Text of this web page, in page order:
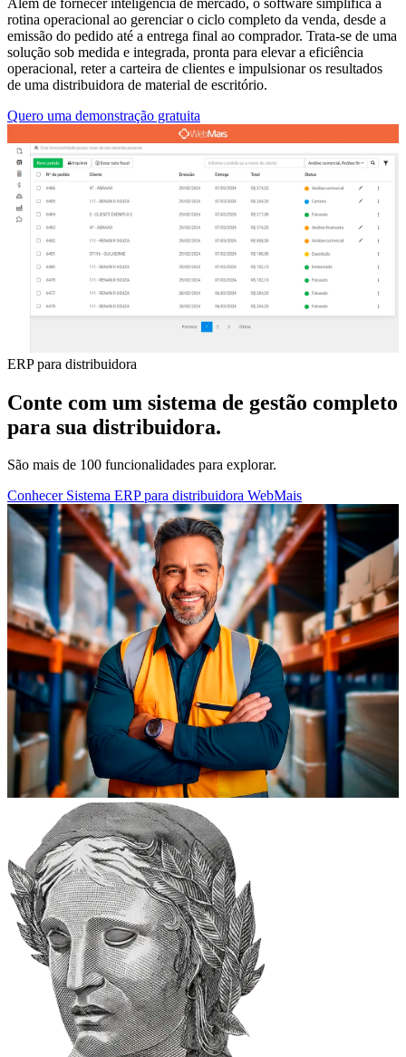
rotina operacional ao gerenciar o ciclo completo da venda, desde a
emissão do pedido até a entrega final ao comprador. Trata-se de uma
solução sob medida e integrada, pronta para elevar a eficiência
operacional, reter a carteira de clientes e impulsionar os resultados
de uma distribuidora de material de escritório.
Quero uma demonstração gratuita
ERP para distribuidora
Conte com um sistema de gestão completo
para sua distribuidora.
São mais de 100 funcionalidades para explorar.
Conhecer Sistema ERP para distribuidora WebMais